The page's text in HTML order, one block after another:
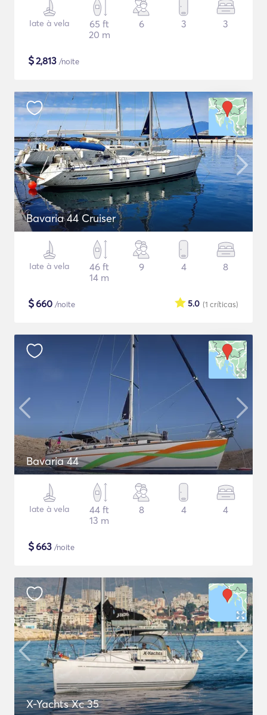
Iate à vela
65 ft
20 m
6 3 3
$2,813 /noite
Bavaria 44 Cruiser
Iate à vela
46 ft
14 m
9 4 8
$660 /noite (1 críticas)
5.0
Bavaria 44
Iate à vela
44 ft
13 m
8 4 4
$663 /noite
X-Yachts Xc 35